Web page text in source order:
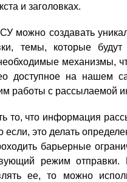
и заголовках.
можно создавать
темы, которые будут
механизмы,
доступное на нашем
работы с рассылаемой
то, что информация
если, это делать
барьерные
режим
ее, то можно